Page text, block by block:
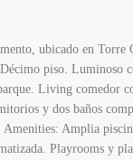
ubicado en Torre
piso. Luminoso
Living comedor
y dos baños
Amenities: Amplia
Playrooms y